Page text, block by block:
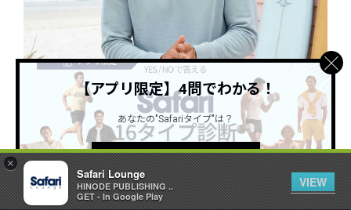
×
Safari Lounge
HINODE PUBLISHING ..
GET - In Google Play
VIEW
【アプリ限定】4問でわかる！
あなたの"Safariタイプ"は？
詳しくはこちら ＞
0 お気に入り記事に追加